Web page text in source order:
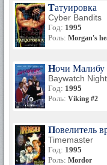
Татуировка
Cyber Bandits
Год: 1995
Роль: Morgan's
Ночи Малибу
Baywatch
Год: 1995
Роль: Viking #2
Повелитель
Timemaster
Год: 1995
Роль: Mordor